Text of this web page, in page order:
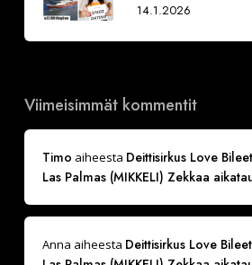
14.1.2026
Viimeisimmät kommentit
Timo aiheesta Deittisirkus Love
Las Palmas (MIKKELI) Zekkaa
Anna aiheesta Deittisirkus Love